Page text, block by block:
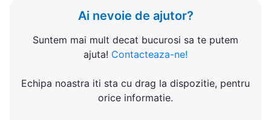
Ai nevoie de ajutor?
Suntem mai mult decat bucurosi sa te putem
ajuta! Contacteaza-ne!
Echipa noastra iti sta cu drag la dispozitie, pentru
orice informatie.